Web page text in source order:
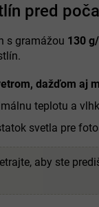
pred
s gramážou 130
dažďom aj
teplotu a
svetla pre
aby ste